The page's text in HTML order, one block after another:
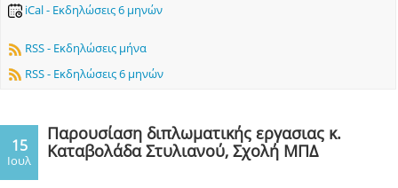
iCal - Εκδηλώσεις 6 μηνών
RSS - Εκδηλώσεις μήνα
RSS - Εκδηλώσεις 6 μηνών
15
Ιουλ
Παρουσίαση διπλωματικής εργασιας κ.
Καταβολάδα Στυλιανού, Σχολή ΜΠΔ